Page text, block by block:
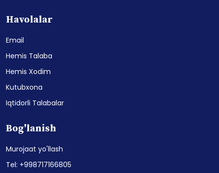
Havolalar
Email
Hemis Talaba
Hemis Xodim
Kutubxona
Iqtidorli Talabalar
Bog'lanish
Murojaat yo'llash
Tel: +998717166805